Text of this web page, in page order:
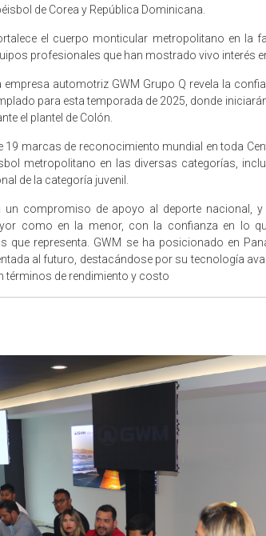
de Corea y República Dominicana.
el cuerpo monticular metropolitano en la
profesionales que han mostrado vivo interés
automotriz GWM Grupo Q revela la
para esta temporada de 2025, donde
el plantel de Colón.
19 marcas de reconocimiento mundial en toda
metropolitano en las diversas categorías,
de la categoría juvenil.
un compromiso de apoyo al deporte nacional, y
como en la menor, con la confianza en lo
que representa. GWM se ha posicionado en
al futuro, destacándose por su tecnología
términos de rendimiento y costo